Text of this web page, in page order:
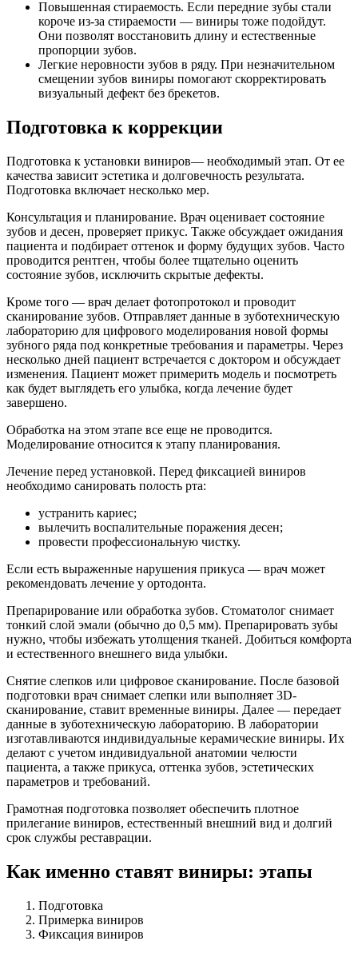
Повышенная стираемость. Если передние зубы стали
короче из-за стираемости — виниры тоже подойдут.
Они позволят восстановить длину и естественные
пропорции зубов.
Легкие неровности зубов в ряду. При незначительном
смещении зубов виниры помогают скорректировать
визуальный дефект без брекетов.
Подготовка к коррекции
Подготовка к установки виниров— необходимый этап. От ее
качества зависит эстетика и долговечность результата.
Подготовка включает несколько мер.
Консультация и планирование. Врач оценивает состояние
зубов и десен, проверяет прикус. Также обсуждает ожидания
пациента и подбирает оттенок и форму будущих зубов. Часто
проводится рентген, чтобы более тщательно оценить
состояние зубов, исключить скрытые дефекты.
Кроме того — врач делает фотопротокол и проводит
сканирование зубов. Отправляет данные в зуботехническую
лабораторию для цифрового моделирования новой формы
зубного ряда под конкретные требования и параметры. Через
несколько дней пациент встречается с доктором и обсуждает
изменения. Пациент может примерить модель и посмотреть
как будет выглядеть его улыбка, когда лечение будет
завершено.
Обработка на этом этапе все еще не проводится.
Моделирование относится к этапу планирования.
Лечение перед установкой. Перед фиксацией виниров
необходимо санировать полость рта:
устранить кариес;
вылечить воспалительные поражения десен;
провести профессиональную чистку.
Если есть выраженные нарушения прикуса — врач может
рекомендовать лечение у ортодонта.
Препарирование или обработка зубов. Стоматолог снимает
тонкий слой эмали (обычно до 0,5 мм). Препарировать зубы
нужно, чтобы избежать утолщения тканей. Добиться комфорта
и естественного внешнего вида улыбки.
Снятие слепков или цифровое сканирование. После базовой
подготовки врач снимает слепки или выполняет 3D-
сканирование, ставит временные виниры. Далее — передает
данные в зуботехническую лабораторию. В лаборатории
изготавливаются индивидуальные керамические виниры. Их
делают с учетом индивидуальной анатомии челюсти
пациента, а также прикуса, оттенка зубов, эстетических
параметров и требований.
Грамотная подготовка позволяет обеспечить плотное
прилегание виниров, естественный внешний вид и долгий
срок службы реставрации.
Как именно ставят виниры: этапы
Подготовка
Примерка виниров
Фиксация виниров